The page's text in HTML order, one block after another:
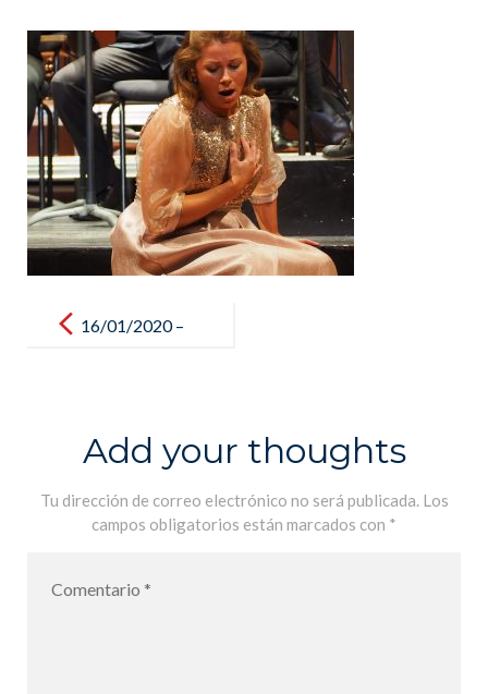
navigation16/01/2020 –
Salida escolar
– Tatro
principal
Add your thoughts
Tu dirección de correo electrónico no será publicada. Los
campos obligatorios están marcados con *